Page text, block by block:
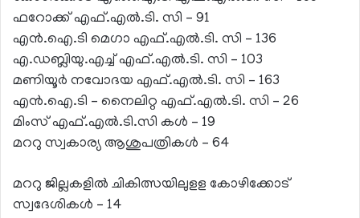
ഫറോക്ക് എഫ്.എല്‍.ടി. സി – 91
എന്‍.ഐ.ടി മെഗാ എഫ്.എല്‍.ടി. സി – 136
എ.ഡബ്ലിയു.എച്ച് എഫ്.എല്‍.ടി. സി – 103
മണിയൂര്‍ നവോദയ എഫ്.എല്‍.ടി. സി – 163
എന്‍.ഐ.ടി – നൈലിറ്റ എഫ്.എല്‍.ടി. സി – 26
മിംസ് എഫ്.എല്‍.ടി.സി കള്‍ – 19
മററു സ്വകാര്യ ആശുപത്രികള്‍ – 64
മററു ജില്ലകളില്‍ ചികിത്സയിലുളള കോഴിക്കോട്
സ്വദേശികള്‍ – 14